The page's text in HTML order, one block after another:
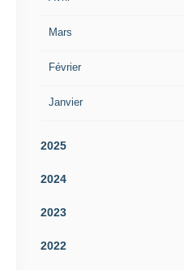
Mars
Février
Janvier
2025
2024
2023
2022